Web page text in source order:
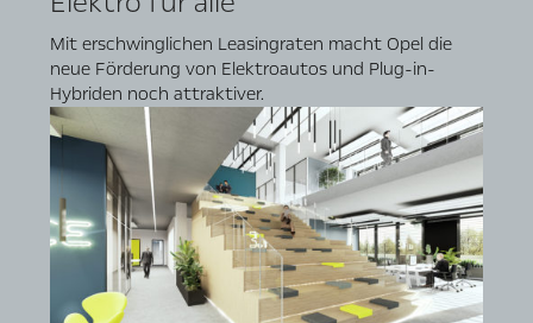
Mit erschwinglichen Leasingraten macht Opel die
neue Förderung von Elektroautos und Plug-in-
Hybriden noch attraktiver.